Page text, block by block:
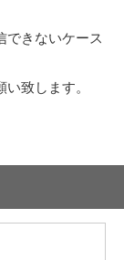
できないケース
致します。